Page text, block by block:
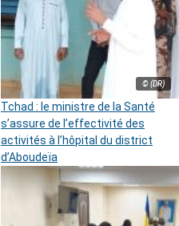
© (DR)
Tchad : le ministre de la Santé
s’assure de l’effectivité des
activités à l’hôpital du district
d’Aboudeïa